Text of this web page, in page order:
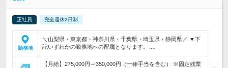
正社員 完全週休2日制
勤務地
＼山梨県・東京都・神奈川県・千葉県・埼玉県・静岡県／ ▼下
記いずれかの勤務地への配属となります。…
【月給】275,000円～350,000円（一律手当を含む） ※固定残業